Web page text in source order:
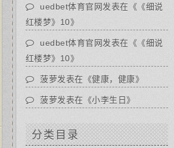
uedbet体育官网发表在《 《细说
红楼梦》10》
uedbet体育官网发表在《 《细说
红楼梦》10》
菠萝发表在《健康，健康》
菠萝发表在《小李生日》
分类目录